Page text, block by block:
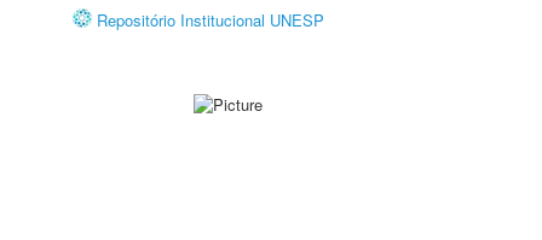
Repositório Institucional UNESP